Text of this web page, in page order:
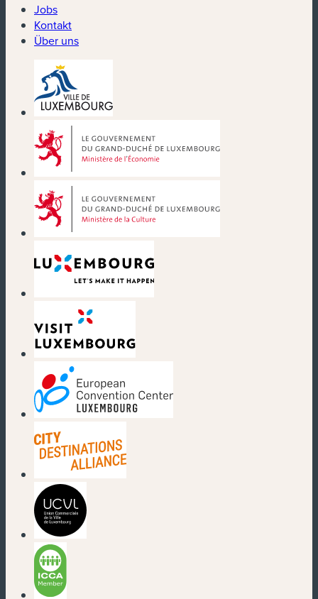
Jobs
Kontakt
Über uns